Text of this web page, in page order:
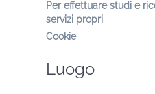
Per effettuare studi e
servizi propri
Cookie
Luogo